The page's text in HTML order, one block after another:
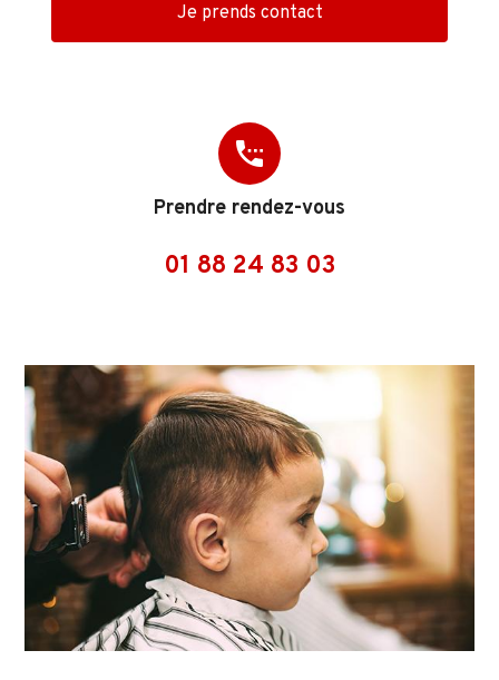
Je prends contact
settings_phone
Prendre rendez-vous
01 88 24 83 03